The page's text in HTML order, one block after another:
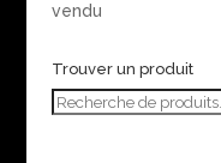
vendu
Trouver un produit
Recherche